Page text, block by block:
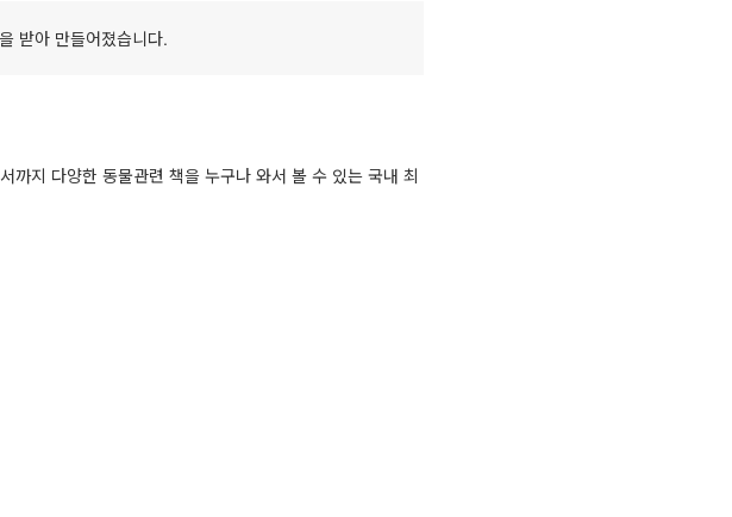
받아 만들어졌습니다.
까지 다양한 동물관련 책을 누구나 와서 볼 수 있는 국내 최